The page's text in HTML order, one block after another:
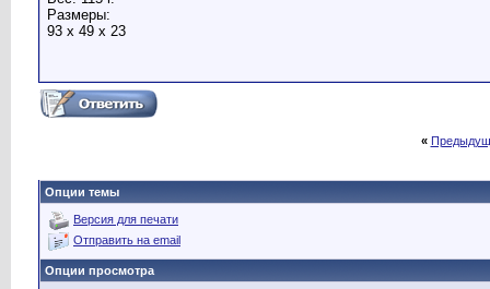
Размеры:
93 x 49 x 23
«
Опции темы
Версия для печати
Отправить на email
Опции просмотра